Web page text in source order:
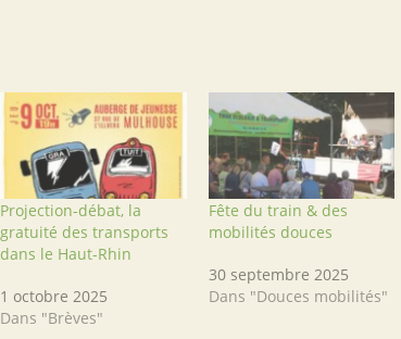
Projection-débat, la
gratuité des transports
dans le Haut-Rhin
1 octobre 2025
Dans "Brèves"
Fête du train & des
mobilités douces
30 septembre 2025
Dans "Douces mobilités"